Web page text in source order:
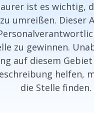
ist es
umreißen. Dieser
zu gewinnen.
auf diesem
helfen,
die Stelle finden.